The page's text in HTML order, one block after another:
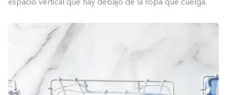
espacio vertical que hay debajo de la ropa que cuelga.